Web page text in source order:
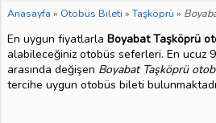
Anasayfa » Otobüs Bileti » Taşköprü »
En uygun fiyatlarla Boyabat Taşköprü
alabileceğiniz otobüs seferleri. En ucuz
arasında değişen Boyabat Taşköprü
tercihe uygun otobüs bileti